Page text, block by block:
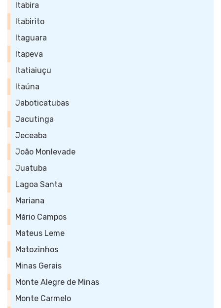
Itabira
Itabirito
Itaguara
Itapeva
Itatiaiuçu
Itaúna
Jaboticatubas
Jacutinga
Jeceaba
João Monlevade
Juatuba
Lagoa Santa
Mariana
Mário Campos
Mateus Leme
Matozinhos
Minas Gerais
Monte Alegre de Minas
Monte Carmelo